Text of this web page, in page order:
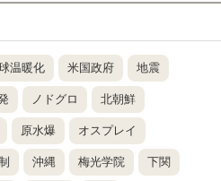
温暖化 米国政府 地震
ノドグロ 北朝鮮
原水爆 オスプレイ
沖縄 梅光学院 下関